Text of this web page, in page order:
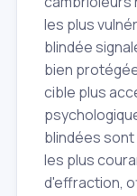
les plus
blindée
bien
cible plus
blindées
les plus
d'effraction,